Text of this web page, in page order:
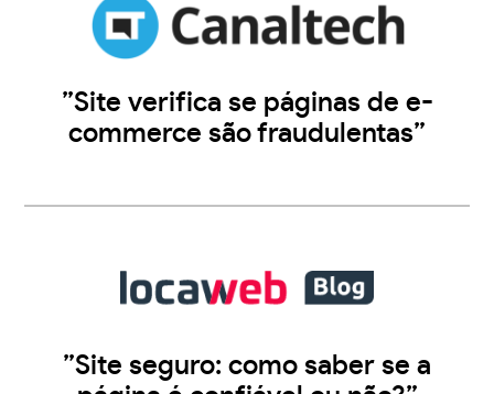
”Site verifica se páginas de e-
commerce são fraudulentas”
”Site seguro: como saber se a